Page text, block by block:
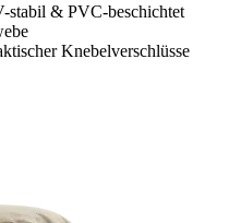
stabil & PVC-beschichtet
Knebelverschlüsse